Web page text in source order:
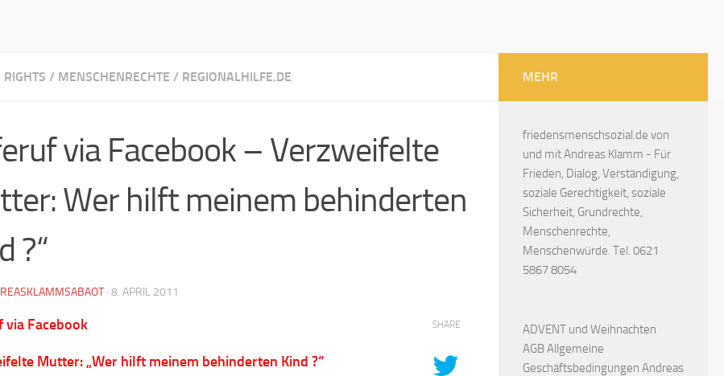
/ MENSCHENRECHTE / REGIONALHILFE.DE
via Facebook – Verzweifelte
Wer hilft meinem behinderten
?“
· 8. APRIL 2011
via Facebook
Mutter: „Wer hilft meinem behinderten Kind ?“
SHARE
MEHR
friedensmenschsozial.de von
und mit Andreas Klamm - Für
Frieden, Dialog, Verständigung,
soziale Gerechtigkeit, soziale
Sicherheit, Grundrechte,
Menschenrechte,
Menschenwürde. Tel. 0621
5867 8054
ADVENT und Weihnachten
AGB Allgemeine
Geschäftsbedingungen Andreas